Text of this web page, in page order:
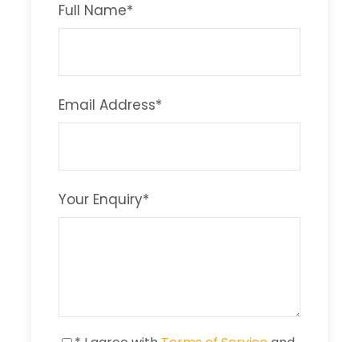
Full Name*
Email Address*
Your Enquiry*